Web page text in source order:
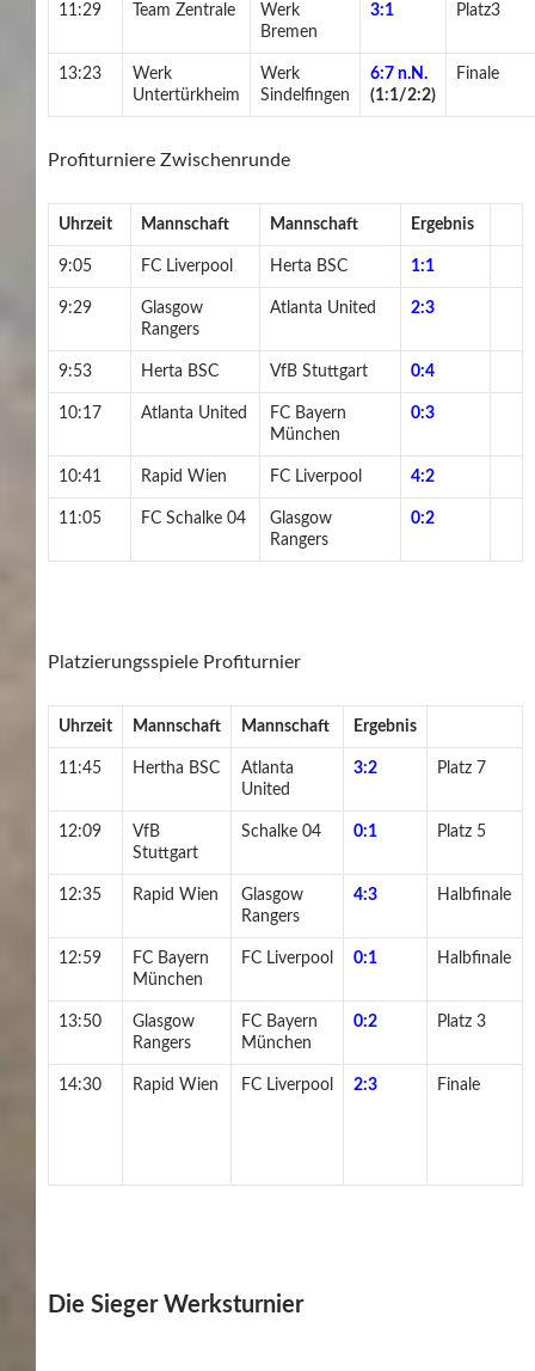
11:29 Team Zentrale
Werk
Bremen
3:1 Platz3
13:23
Werk
Untertürkheim
Werk
Sindelfingen
6:7 n.N.
(1:1/2:2)
Finale
Profiturniere Zwischenrunde
Uhrzeit Mannschaft Mannschaft Ergebnis
9:05 FC Liverpool Herta BSC 1:1
9:29
Glasgow
Rangers
Atlanta United 2:3
9:53 Herta BSC VfB Stuttgart 0:4
10:17 Atlanta United
FC Bayern
München
0:3
10:41 Rapid Wien FC Liverpool 4:2
11:05 FC Schalke 04
Glasgow
Rangers
0:2
Platzierungsspiele Profiturnier
Uhrzeit Mannschaft Mannschaft Ergebnis
11:45 Hertha BSC
Atlanta
United
3:2 Platz 7
12:09
VfB
Stuttgart
Schalke 04 0:1 Platz 5
12:35 Rapid Wien
Glasgow
Rangers
4:3 Halbfinale
12:59
FC Bayern
München
FC Liverpool 0:1 Halbfinale
13:50
Glasgow
Rangers
FC Bayern
München
0:2 Platz 3
14:30 Rapid Wien FC Liverpool 2:3 Finale
Die Sieger Werksturnier